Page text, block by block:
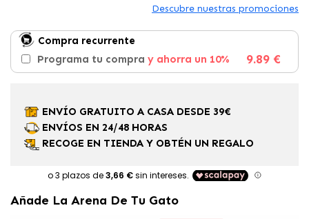
Descubre nuestras promociones
Compra recurrente
Programa tu compra y ahorra un 10% 9.89 €
ENVÍO GRATUITO A CASA DESDE 39€
ENVÍOS EN 24/48 HORAS
RECOGE EN TIENDA Y OBTÉN UN REGALO
Añade La Arena De Tu Gato